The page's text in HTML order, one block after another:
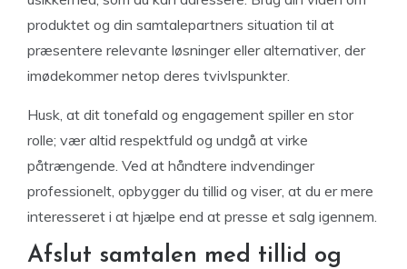
produktet og din samtalepartners situation til at
præsentere relevante løsninger eller alternativer, der
imødekommer netop deres tvivlspunkter.
Husk, at dit tonefald og engagement spiller en stor
rolle; vær altid respektfuld og undgå at virke
påtrængende. Ved at håndtere indvendinger
professionelt, opbygger du tillid og viser, at du er mere
interesseret i at hjælpe end at presse et salg igennem.
Afslut samtalen med tillid og